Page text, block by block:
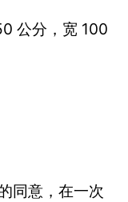
公分，宽 100
同意，在一次